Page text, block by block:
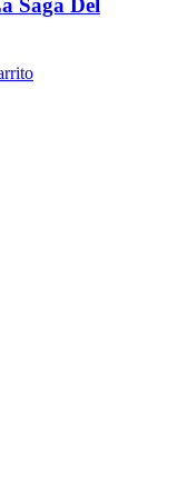
Saga Del